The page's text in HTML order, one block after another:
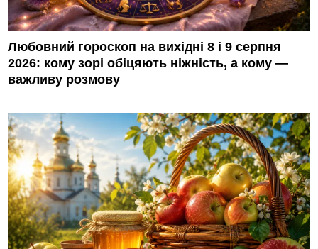
Любовний гороскоп на вихідні 8 і 9 серпня
2026: кому зорі обіцяють ніжність, а кому —
важливу розмову